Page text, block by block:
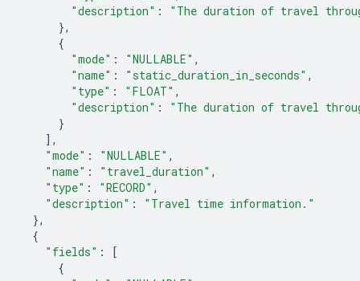
"description" :
"The duration of travel
},
{
"mode" : "NULLABLE" ,
"name" : "static_duration_in_seconds" ,
"type" : "FLOAT" ,
"description" :
"The duration of travel
}
],
"mode" : "NULLABLE" ,
"name" : "travel_duration" ,
"type" : "RECORD" ,
"description" :
"Travel time information."
},
{
"fields" :
[
{